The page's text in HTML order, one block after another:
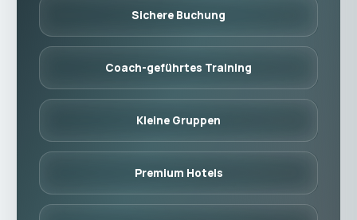
Sichere Buchung
Coach-geführtes Training
Kleine Gruppen
Premium Hotels